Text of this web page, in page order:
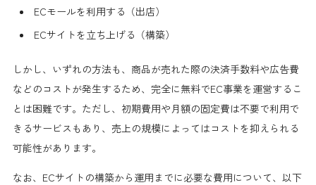
ECモールを利用する（出店）
ECサイトを立ち上げる（構築）
しかし、いずれの方法も、商品が売れた際の決済手数料や広告費
などのコストが発生するため、完全に無料でEC事業を運営するこ
とは困難です。ただし、初期費用や月額の固定費は不要で利用で
きるサービスもあり、売上の規模によってはコストを抑えられる
可能性があります。
なお、ECサイトの構築から運用までに必要な費用について、以下